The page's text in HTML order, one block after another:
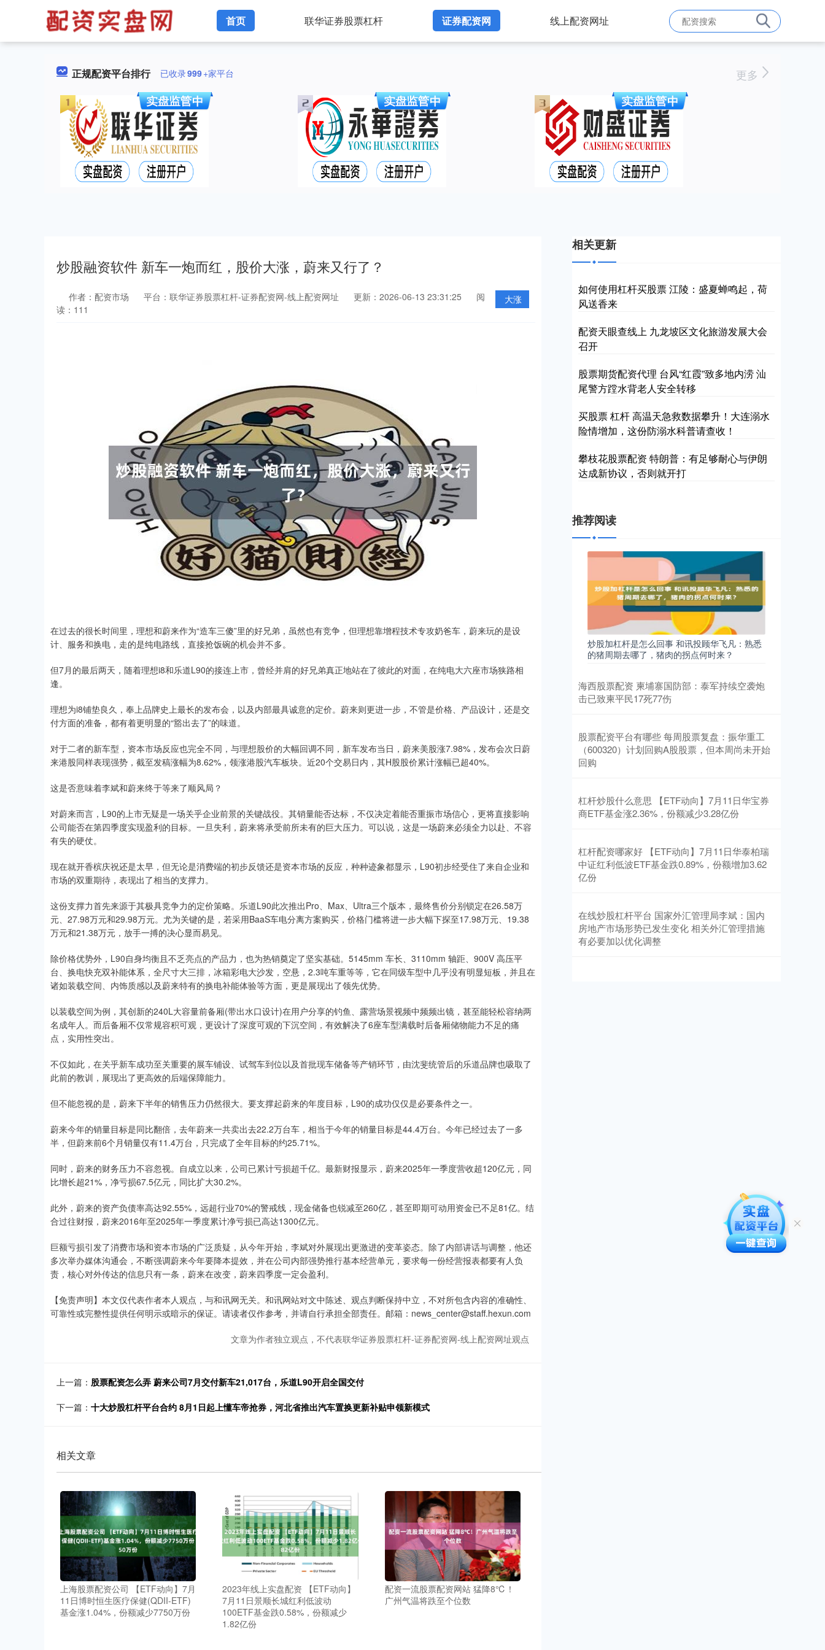
首页 联华证券股票杠杆 证券配资网 线上配资网址
正规配资平台排行 已收录999+家平台 更多
炒股融资软件 新车一炮而红，股价大涨，蔚来又行了？
大涨
作者：配资市场 平台：联华证券股票杠杆-证券配资网-线上配资网址 更新：2026-06-13 23:31:25
阅
读：111
在过去的很长时间里，理想和蔚来作为“造车三傻”里的好兄弟，虽然也有竞争，但理想靠增程技术专攻奶爸车，蔚来玩的是设
计、服务和换电，走的是纯电路线，直接抢饭碗的机会并不多。
但7月的最后两天，随着理想i8和乐道L90的接连上市，曾经并肩的好兄弟真正地站在了彼此的对面，在纯电大六座市场狭路相
逢。
理想为i8铺垫良久，奉上品牌史上最长的发布会，以及内部最具诚意的定价。蔚来则更进一步，不管是价格、产品设计，还是交
付方面的准备，都有着更明显的“豁出去了”的味道。
对于二者的新车型，资本市场反应也完全不同，与理想股价的大幅回调不同，新车发布当日，蔚来美股涨7.98%，发布会次日蔚
来港股同样表现强势，截至发稿涨幅为8.62%，领涨港股汽车板块。近20个交易日内，其H股股价累计涨幅已超40%。
这是否意味着李斌和蔚来终于等来了顺风局？
对蔚来而言，L90的上市无疑是一场关乎企业前景的关键战役。其销量能否达标，不仅决定着能否重振市场信心，更将直接影响
公司能否在第四季度实现盈利的目标。一旦失利，蔚来将承受前所未有的巨大压力。可以说，这是一场蔚来必须全力以赴、不容
有失的硬仗。
现在就开香槟庆祝还是太早，但无论是消费端的初步反馈还是资本市场的反应，种种迹象都显示，L90初步经受住了来自企业和
市场的双重期待，表现出了相当的支撑力。
这份支撑力首先来源于其极具竞争力的定价策略。乐道L90此次推出Pro、Max、Ultra三个版本，最终售价分别锁定在26.58万
元、27.98万元和29.98万元。尤为关键的是，若采用BaaS车电分离方案购买，价格门槛将进一步大幅下探至17.98万元、19.38
万元和21.38万元，放手一搏的决心显而易见。
除价格优势外，L90自身均衡且不乏亮点的产品力，也为热销奠定了坚实基础。5145mm 车长、3110mm 轴距、900V 高压平
台、换电快充双补能体系，全尺寸大三排，冰箱彩电大沙发，空悬，2.3吨车重等等，它在同级车型中几乎没有明显短板，并且在
诸如装载空间、内饰质感以及蔚来特有的换电补能体验等方面，更是展现出了领先优势。
以装载空间为例，其创新的240L大容量前备厢(带出水口设计)在用户分享的钓鱼、露营场景视频中频频出镜，甚至能轻松容纳两
名成年人。而后备厢不仅常规容积可观，更设计了深度可观的下沉空间，有效解决了6座车型满载时后备厢储物能力不足的痛
点，实用性突出。
不仅如此，在关乎新车成功至关重要的展车铺设、试驾车到位以及首批现车储备等产销环节，由沈斐统管后的乐道品牌也吸取了
此前的教训，展现出了更高效的后端保障能力。
但不能忽视的是，蔚来下半年的销售压力仍然很大。要支撑起蔚来的年度目标，L90的成功仅仅是必要条件之一。
蔚来今年的销量目标是同比翻倍，去年蔚来一共卖出去22.2万台车，相当于今年的销量目标是44.4万台。今年已经过去了一多
半，但蔚来前6个月销量仅有11.4万台，只完成了全年目标的约25.71%。
同时，蔚来的财务压力不容忽视。自成立以来，公司已累计亏损超千亿。最新财报显示，蔚来2025年一季度营收超120亿元，同
比增长超21%，净亏损67.5亿元，同比扩大30.2%。
此外，蔚来的资产负债率高达92.55%，远超行业70%的警戒线，现金储备也锐减至260亿，甚至即期可动用资金已不足81亿。结
合过往财报，蔚来2016年至2025年一季度累计净亏损已高达1300亿元。
巨额亏损引发了消费市场和资本市场的广泛质疑，从今年开始，李斌对外展现出更激进的变革姿态。除了内部讲话与调整，他还
多次举办媒体沟通会，不断强调蔚来今年要降本提效，并在公司内部强势推行基本经营单元，要求每一份经营报表都要有人负
责，核心对外传达的信息只有一条，蔚来在改变，蔚来四季度一定会盈利。
【免责声明】本文仅代表作者本人观点，与和讯网无关。和讯网站对文中陈述、观点判断保持中立，不对所包含内容的准确性、
可靠性或完整性提供任何明示或暗示的保证。请读者仅作参考，并请自行承担全部责任。邮箱：news_center@staff.hexun.com
文章为作者独立观点，不代表联华证券股票杠杆-证券配资网-线上配资网址观点
上一篇： 股票配资怎么弄 蔚来公司7月交付新车21,017台，乐道L90开启全国交付
下一篇： 十大炒股杠杆平台合约 8月1日起上懂车帝抢券，河北省推出汽车置换更新补贴申领新模式
相关文章
上海股票配资公司 【ETF动向】7月
11日博时恒生医疗保健(QDII-ETF)
基金涨1.04%，份额减少7750万份
2023年线上实盘配资 【ETF动向】
7月11日景顺长城红利低波动
100ETF基金跌0.58%，份额减少
1.82亿份
配资一流股票配资网站 猛降8℃！
广州气温将跌至个位数
相关更新
如何使用杠杆买股票 江陵：盛夏蝉鸣起，荷
风送香来
配资天眼查线上 九龙坡区文化旅游发展大会
召开
股票期货配资代理 台风“红霞”致多地内涝 汕
尾警方蹚水背老人安全转移
买股票 杠杆 高温天急救数据攀升！大连溺水
险情增加，这份防溺水科普请查收！
攀枝花股票配资 特朗普：有足够耐心与伊朗
达成新协议，否则就开打
推荐阅读
炒股加杠杆是怎么回事 和讯投顾华飞凡：熟悉
的猪周期去哪了，猪肉的拐点何时来？
海西股票配资 柬埔寨国防部：泰军持续空袭炮
击已致柬平民17死77伤
股票配资平台有哪些 每周股票复盘：振华重工
（600320）计划回购A股股票，但本周尚未开始
回购
杠杆炒股什么意思 【ETF动向】7月11日华宝券
商ETF基金涨2.36%，份额减少3.28亿份
杠杆配资哪家好 【ETF动向】7月11日华泰柏瑞
中证红利低波ETF基金跌0.89%，份额增加3.62
亿份
在线炒股杠杆平台 国家外汇管理局李斌：国内
房地产市场形势已发生变化 相关外汇管理措施
有必要加以优化调整